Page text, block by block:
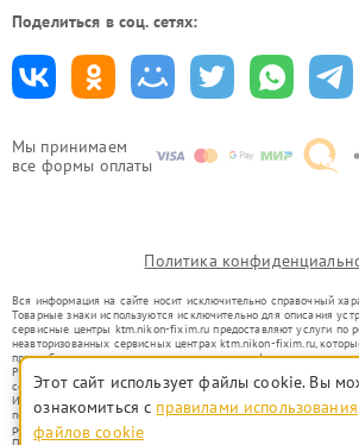
Мы принимаем
все формы оплаты
Поделиться в соц. сетях:
Политика
Вся информация на сайте носит исключительно справочный
Товарные знаки используются исключительно для описания
сервисные центры ktm.nikon-fixim.ru предоставляют услуги по
неавторизованных сервисных центрах ktm.nikon-fixim.ru,
правообладателями товарных знаков или их официальными
Ремонт осуществляется для устройств, уже введенных в
со статьей 1487 ГК РФ.
Использование товарных знаков не преследует цели
потребителей в заблуждение, а служит для информирования о
ремонту техники указанных брендов.
Этот сайт использует файлы cookie. Вы
ознакомиться с правилами использования
файлов cookie